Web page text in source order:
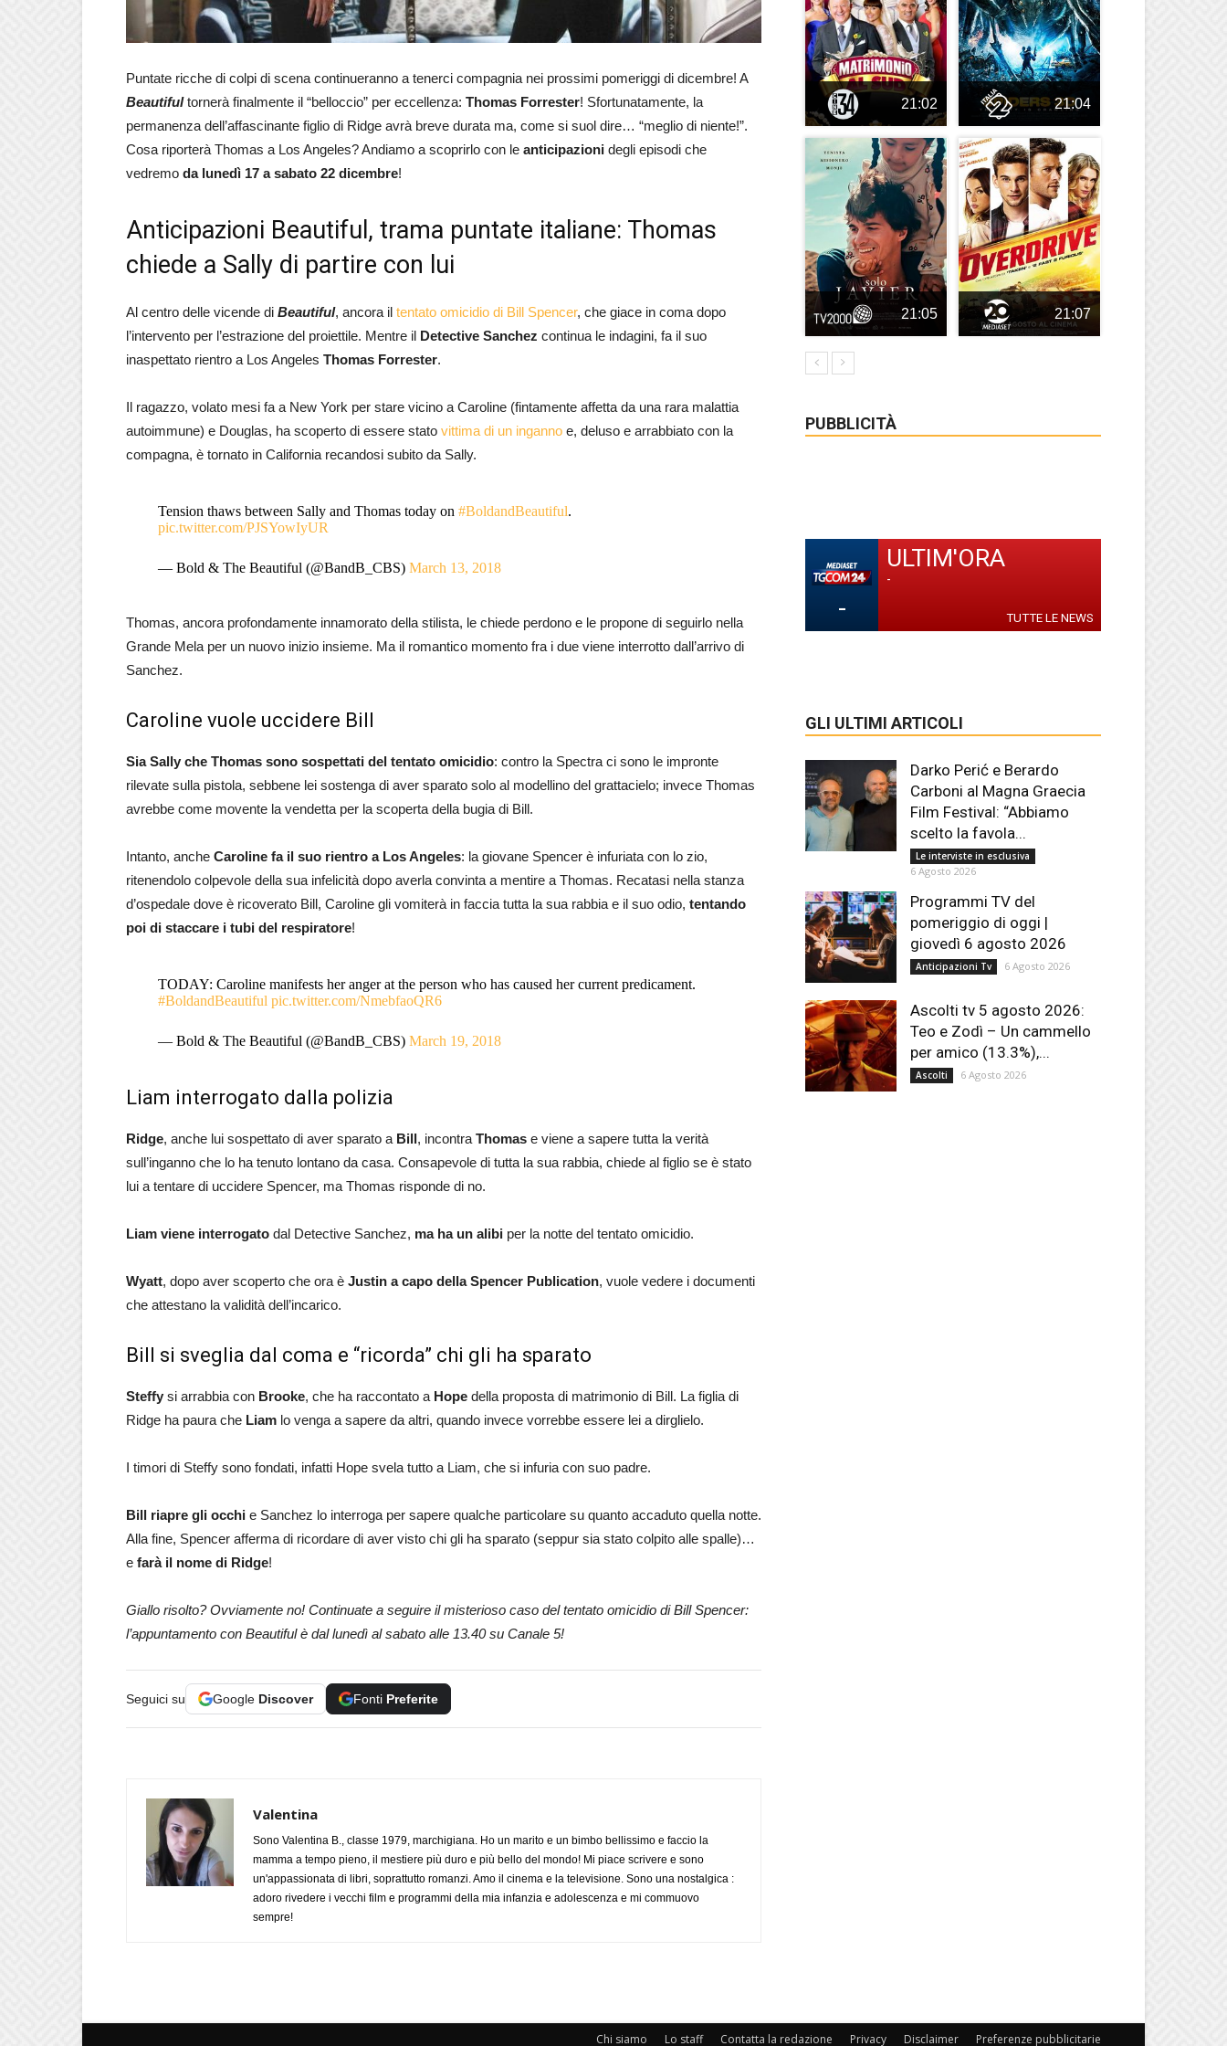
Puntate ricche di colpi di scena continueranno a tenerci compagnia nei prossimi pomeriggi di dicembre! A
Beautifultornerà finalmente il “belloccio” per eccellenza: Thomas Forrester! Sfortunatamente, la
permanenza dell’affascinante figlio di Ridge avrà breve durata ma, come si suol dire… “meglio di niente!”.
Cosa riporterà Thomas a Los Angeles? Andiamo a scoprirlo con le anticipazioni degli episodi che
vedremo da lunedì 17 a sabato 22 dicembre!
Anticipazioni Beautiful, trama puntate italiane: Thomas
chiede a Sally di partire con lui
Al centro delle vicende di Beautiful, ancora il tentato omicidio di Bill Spencer, che giace in coma dopo
l’intervento per l’estrazione del proiettile. Mentre il Detective Sanchez continua le indagini, fa il suo
inaspettato rientro a Los Angeles Thomas Forrester.
Il ragazzo, volato mesi fa a New York per stare vicino a Caroline (fintamente affetta da una rara malattia
autoimmune) e Douglas, ha scoperto di essere stato vittima di un inganno e, deluso e arrabbiato con la
compagna, è tornato in California recandosi subito da Sally.
Tension thaws between Sally and Thomas today on #BoldandBeautiful.
pic.twitter.com/PJSYowIyUR
— Bold & The Beautiful (@BandB_CBS) March 13, 2018
Thomas, ancora profondamente innamorato della stilista, le chiede perdono e le propone di seguirlo nella
Grande Mela per un nuovo inizio insieme. Ma il romantico momento fra i due viene interrotto dall’arrivo di
Sanchez.
Caroline vuole uccidere Bill
Sia Sally che Thomas sono sospettati del tentato omicidio: contro la Spectra ci sono le impronte
rilevate sulla pistola, sebbene lei sostenga di aver sparato solo al modellino del grattacielo; invece Thomas
avrebbe come movente la vendetta per la scoperta della bugia di Bill.
Intanto, anche Caroline fa il suo rientro a Los Angeles: la giovane Spencer è infuriata con lo zio,
ritenendolo colpevole della sua infelicità dopo averla convinta a mentire a Thomas. Recatasi nella stanza
d’ospedale dove è ricoverato Bill, Caroline gli vomiterà in faccia tutta la sua rabbia e il suo odio, tentando
poi di staccare i tubi del respiratore!
TODAY: Caroline manifests her anger at the person who has caused her current predicament.
#BoldandBeautiful pic.twitter.com/NmebfaoQR6
— Bold & The Beautiful (@BandB_CBS) March 19, 2018
Liam interrogato dalla polizia
Ridge, anche lui sospettato di aver sparato a Bill, incontra Thomas e viene a sapere tutta la verità
sull’inganno che lo ha tenuto lontano da casa. Consapevole di tutta la sua rabbia, chiede al figlio se è stato
lui a tentare di uccidere Spencer, ma Thomas risponde di no.
Liam viene interrogato dal Detective Sanchez, ma ha un alibi per la notte del tentato omicidio.
Wyatt, dopo aver scoperto che ora è Justin a capo della Spencer Publication, vuole vedere i documenti
che attestano la validità dell’incarico.
Bill si sveglia dal coma e “ricorda” chi gli ha sparato
Steffy si arrabbia con Brooke, che ha raccontato a Hope della proposta di matrimonio di Bill. La figlia di
Ridge ha paura che Liam lo venga a sapere da altri, quando invece vorrebbe essere lei a dirglielo.
I timori di Steffy sono fondati, infatti Hope svela tutto a Liam, che si infuria con suo padre.
Bill riapre gli occhi e Sanchez lo interroga per sapere qualche particolare su quanto accaduto quella notte.
Alla fine, Spencer afferma di ricordare di aver visto chi gli ha sparato (seppur sia stato colpito alle spalle)…
e farà il nome di Ridge!
Giallo risolto? Ovviamente no! Continuate a seguire il misterioso caso del tentato omicidio di Bill Spencer:
l’appuntamento con Beautiful è dal lunedì al sabato alle 13.40 su Canale 5!
Seguici su Google Discover Fonti Preferite
Valentina
Sono Valentina B., classe 1979, marchigiana. Ho un marito e un bimbo bellissimo e faccio la
mamma a tempo pieno, il mestiere più duro e più bello del mondo! Mi piace scrivere e sono
un'appassionata di libri, soprattutto romanzi. Amo il cinema e la televisione. Sono una nostalgica :
adoro rivedere i vecchi film e programmi della mia infanzia e adolescenza e mi commuovo
sempre!
21:02 21:04
21:05 21:07
PUBBLICITÀ
-
ULTIM'ORA
-
TUTTE LE NEWS
GLI ULTIMI ARTICOLI
Darko Perić e Berardo
Carboni al Magna Graecia
Film Festival: “Abbiamo
scelto la favola...
Le interviste in esclusiva
6 Agosto 2026
Programmi TV del
pomeriggio di oggi |
giovedì 6 agosto 2026
Anticipazioni Tv 6 Agosto 2026
Ascolti tv 5 agosto 2026:
Teo e Zodì – Un cammello
per amico (13.3%),...
Ascolti 6 Agosto 2026
Chi siamo Lo staff Contatta la redazione Privacy Disclaimer Preferenze pubblicitarie